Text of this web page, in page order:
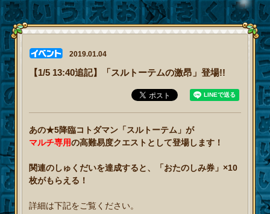
2019.01.04
【1/5 13:40追記】「スルトーテムの激昂」登場!!
あの★5降臨コトダマン「スルトーテム」が
マルチ専用の高難易度クエストとして登場します！
関連のしゅくだいを達成すると、「おたのしみ券」×10
枚がもらえる！
詳細は下記をご覧ください。